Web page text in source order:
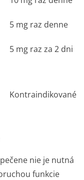
5 mg raz denne
5 mg raz za 2 dni
Kontraindikované
nie je nutná
funkcie